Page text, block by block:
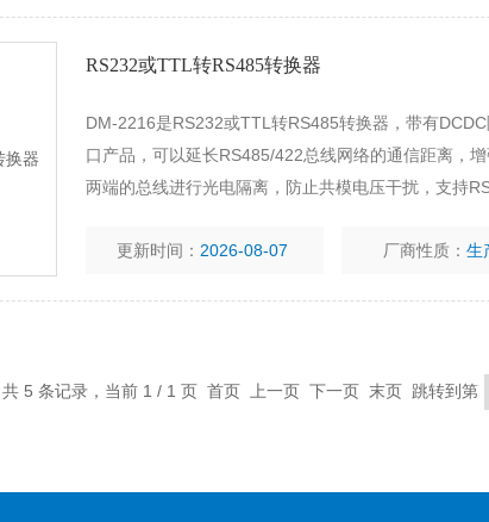
RS232或TTL转RS485转换器
DM-2216是RS232或TTL转RS485转换器，带有
口产品，可以延长RS485/422总线网络的通信距离，
两端的总线进行光电隔离，防止共模电压干扰，支持
更新时间： 2026-08-07 厂商性质：生
共 5 条记录，当前 1 / 1 页 首页 上一页 下一页 末页 跳转到第